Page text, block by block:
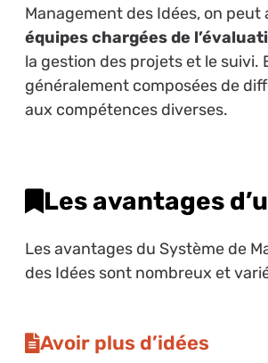
Management des Idées, on peut
équipes chargées de
la gestion des projets et le suivi.
généralement composées de
aux compétences diverses.
Les avantages
Les avantages du Système de
des Idées sont nombreux et
Avoir plus d’idées